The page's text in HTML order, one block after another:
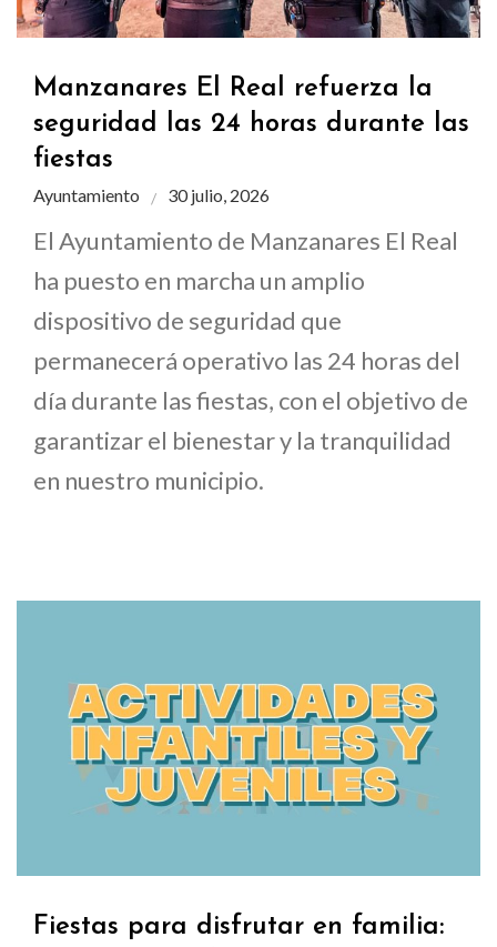
Manzanares El Real refuerza la
seguridad las 24 horas durante las
fiestas
Ayuntamiento 30 julio, 2026
El Ayuntamiento de Manzanares El Real
ha puesto en marcha un amplio
dispositivo de seguridad que
permanecerá operativo las 24 horas del
día durante las fiestas, con el objetivo de
garantizar el bienestar y la tranquilidad
en nuestro municipio.
Fiestas para disfrutar en familia: